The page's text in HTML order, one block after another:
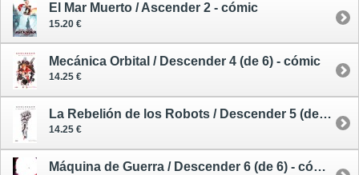
El Mar Muerto / Ascender 2 - cómic
15.20 €
Mecánica Orbital / Descender 4 (de 6) - cómic
14.25 €
La Rebelión de los Robots / Descender 5 (de 6) - cómic
14.25 €
Máquina de Guerra / Descender 6 (de 6) - cómic